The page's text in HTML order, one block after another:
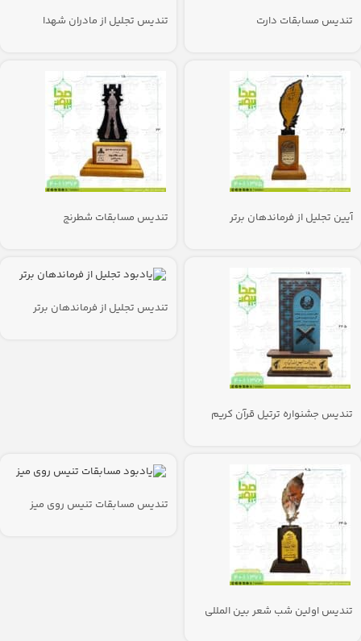
تندیس مسابقات دارت تندیس تجلیل از مادران شهدا
آیین تجلیل از فرماندهان برتر تندیس مسابقات شطرنج
تندیس جشنواره ترتیل قرآن کریم
تندیس تجلیل از فرماندهان برتر
تندیس اولین شب شعر بین المللی
تندیس مسابقات تنیس روی میز